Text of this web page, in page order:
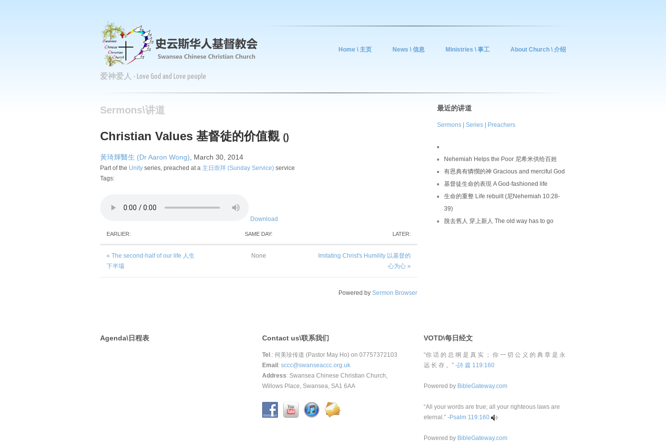
爱神爱人 - Love God and Love people
Home \ 主页 News \ 信息 Ministries \ 事工 About Church \ 介绍
Sermons\讲道
Christian Values 基督徒的价值觀 ()
黃琦輝醫生 (Dr Aaron Wong) , March 30, 2014
Part of the Unity series, preached at a 主日崇拜 (Sunday Service) service
Tags:
Download
EARLIER: SAME DAY: LATER:
« The second-half of our life 人生
下半場
None
Imitating Christ's Humility 以基督的
心为心 »
Powered by Sermon Browser
最近的讲道
Sermons Series Preachers
Nehemiah Helps the Poor 尼希米供给百姓
有恩典有憐憫的神 Gracious and merciful God
基督徒生命的表現 A God-fashioned life
生命的重整 Life rebuilt (尼Nehemiah 10:28-
39)
脫去舊人 穿上新人 The old way has to go
Agenda\日程表 Contact us\联系我们
Tel .: 何美珍传道 (Pastor May Ho) on 07757372103
Email : sccc@swanseaccc.org.uk
Address: Swansea Chinese Christian Church,
Willows Place, Swansea, SA1 6AA
VOTD\每日经文
“你 话 的 总 纲 是 真 实 ； 你 一 切 公 义 的 典 章 是 永
远 长 存 。” -詩 篇 119:160
Powered by BibleGateway.com
“All your words are true; all your righteous laws are
eternal.” -Psalm 119:160
Powered by BibleGateway.com